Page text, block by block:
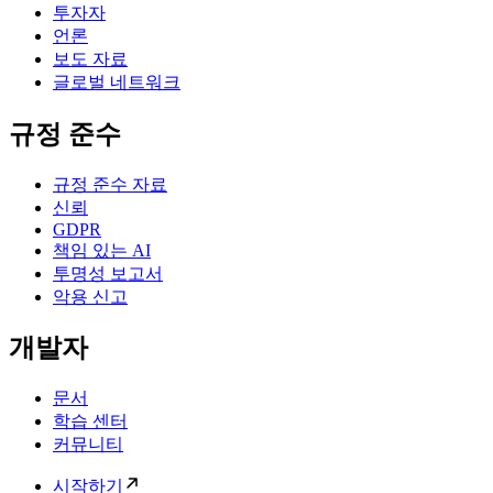
투자자
언론
보도 자료
글로벌 네트워크
규정 준수
규정 준수 자료
신뢰
GDPR
책임 있는 AI
투명성 보고서
악용 신고
개발자
문서
학습 센터
커뮤니티
시작하기